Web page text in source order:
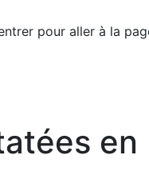
pour aller à la
en